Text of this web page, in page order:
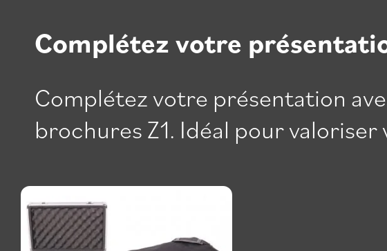
Complétez votre
Complétez votre présentation
brochures Z1. Idéal pour